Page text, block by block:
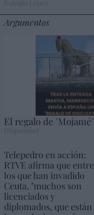
Argumentos
El regalo de 'Mojamé'
Telepedro en acción:
RTVE afirma que entre
los que han invadido
Ceuta, "muchos son
licenciados y
diplomados, que están